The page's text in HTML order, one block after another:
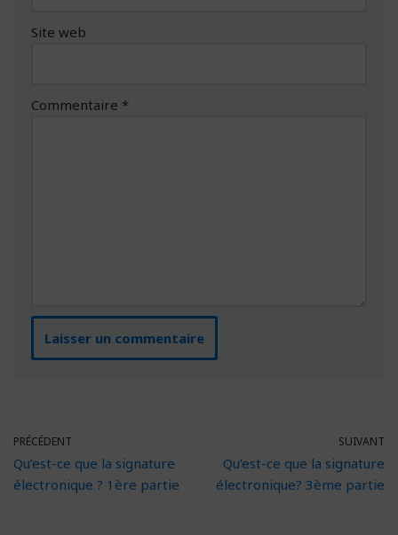
Site web
Commentaire *
PRÉCÉDENT
Qu’est-ce que la signature
électronique ? 1ère partie
SUIVANT
Qu’est-ce que la signature
électronique? 3ème partie